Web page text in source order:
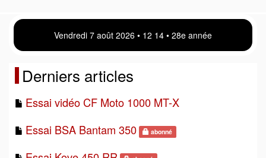
Vendredi 7 août 2026 • 12:14 • 28e année
Derniers articles
Essai vidéo CF Moto 1000 MT-X
Essai BSA Bantam 350
abonné